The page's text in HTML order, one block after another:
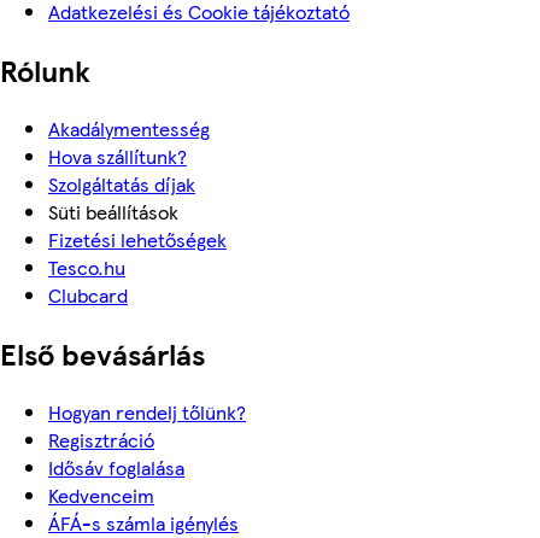
Adatkezelési és Cookie tájékoztató
Rólunk
Akadálymentesség
Hova szállítunk?
Szolgáltatás díjak
Süti beállítások
Fizetési lehetőségek
Tesco.hu
Clubcard
Első bevásárlás
Hogyan rendelj tőlünk?
Regisztráció
Idősáv foglalása
Kedvenceim
ÁFÁ-s számla igénylés